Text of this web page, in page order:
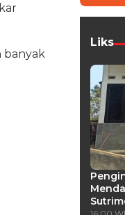
banyak
Liks